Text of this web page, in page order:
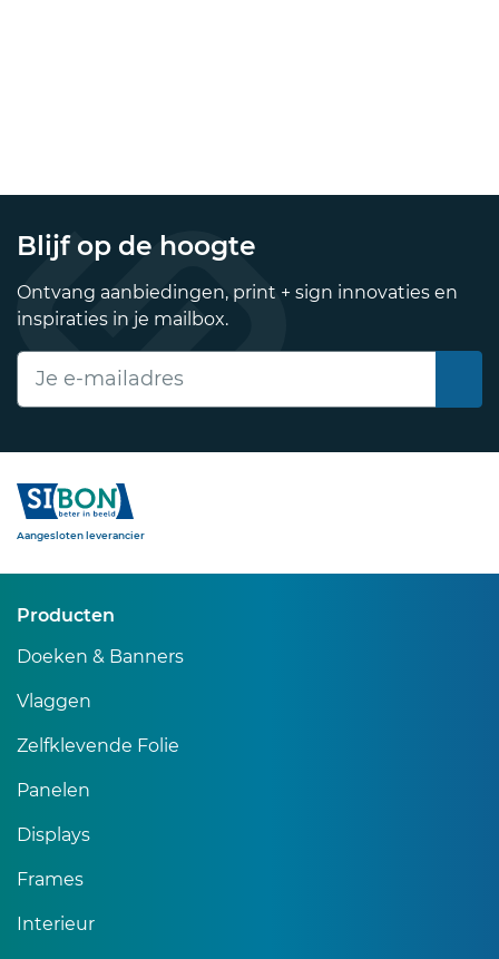
Blijf op de hoogte
Ontvang aanbiedingen, print + sign innovaties en
inspiraties in je mailbox.
E-mailadres
Sibon
Aangesloten leverancier
Producten
Doeken & Banners
Vlaggen
Zelfklevende Folie
Panelen
Displays
Frames
Interieur